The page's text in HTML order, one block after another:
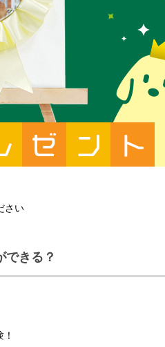
さい
できる？